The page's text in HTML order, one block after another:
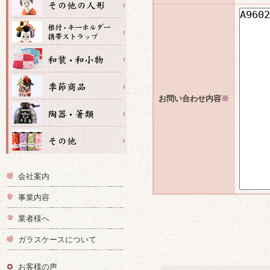
お問い合わせ内容※
会社案内
事業内容
業者様へ
ガラスケースについて
お客様の声